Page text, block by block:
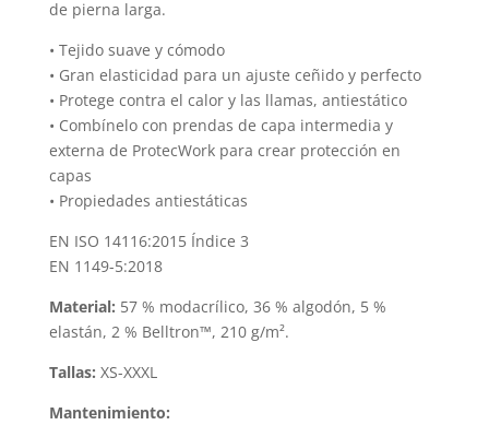
de pierna larga.
• Tejido suave y cómodo
• Gran elasticidad para un ajuste ceñido y perfecto
• Protege contra el calor y las llamas, antiestático
• Combínelo con prendas de capa intermedia y
externa de ProtecWork para crear protección en
capas
• Propiedades antiestáticas
EN ISO 14116:2015 Índice 3
EN 1149-5:2018
Material: 57 % modacrílico, 36 % algodón, 5 %
elastán, 2 % Belltron™, 210 g/m².
Tallas: XS-XXXL
Mantenimiento: